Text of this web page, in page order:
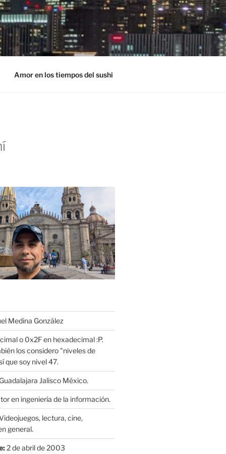
Amor en los tiempos del sushi
Medina González
o 0x2F en hexadecimal :P.
los considero "niveles de
que soy nivel 47.
Jalisco México.
en ingeniería de la información.
lectura, cine,
general.
2 de abril de 2003